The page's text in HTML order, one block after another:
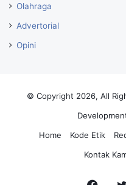
Olahraga
Advertorial
Opini
© Copyright 2026, All
Home
Kode Etik
Kontak